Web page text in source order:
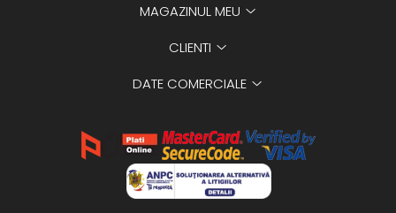
MAGAZINUL MEU
CLIENTI
DATE COMERCIALE